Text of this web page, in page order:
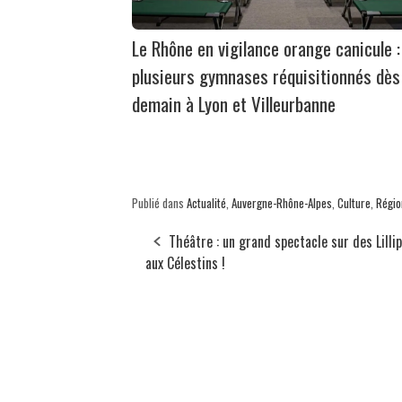
Le Rhône en vigilance orange canicule :
plusieurs gymnases réquisitionnés dès
demain à Lyon et Villeurbanne
Publié dans Actualité Auvergne-Rhône-Alpes Culture
Théâtre : un grand spectacle sur des
aux Célestins !